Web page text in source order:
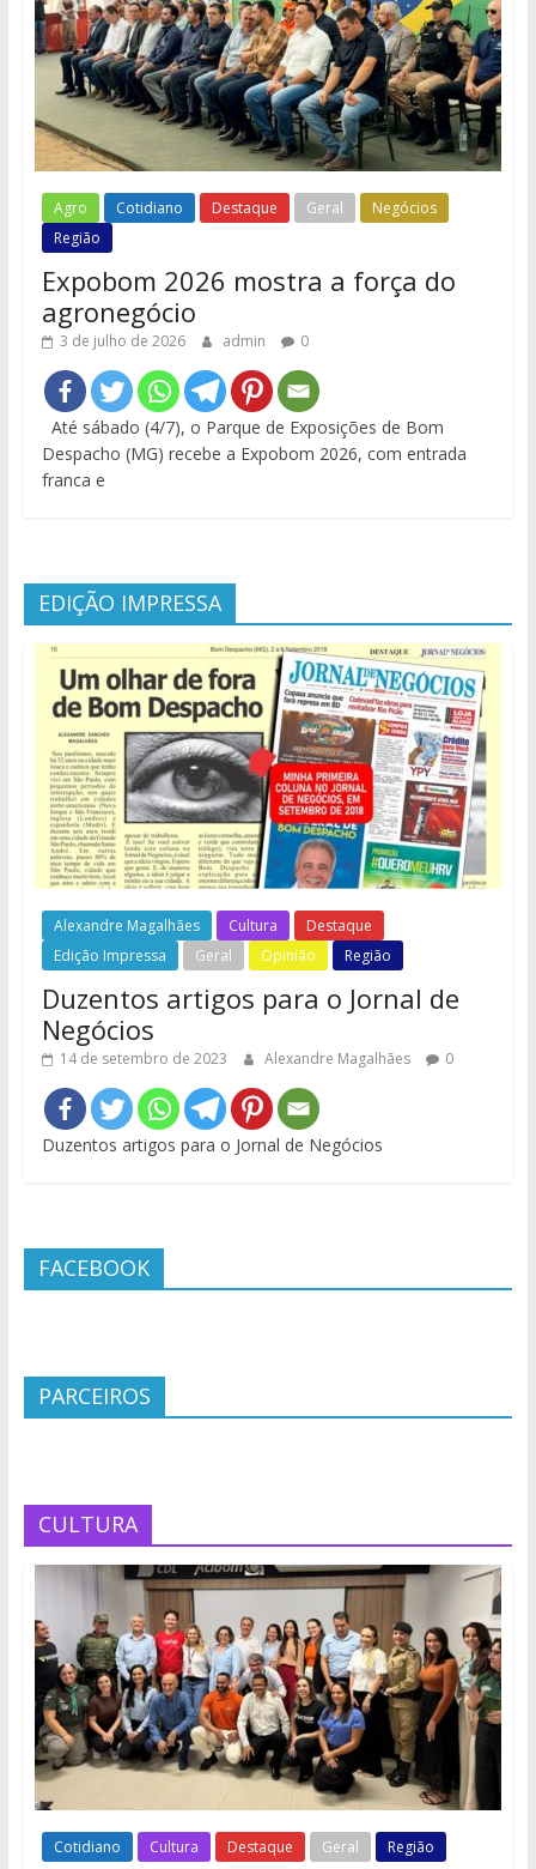
Agro Cotidiano Destaque Geral
Negócios
Região
Expobom 2026 mostra a força do
agronegócio
3 de julho de 2026 admin 0
Até sábado (4/7), o Parque de Exposições de Bom
Despacho (MG) recebe a Expobom 2026, com entrada
franca e
EDIÇÃO IMPRESSA
Alexandre Magalhães Cultura
Destaque
Edição Impressa
Geral Opinião Região
Duzentos artigos para o Jornal de
Negócios
14 de setembro de 2023 Alexandre Magalhães 0
Duzentos artigos para o Jornal de Negócios
FACEBOOK
PARCEIROS
CULTURA
Cotidiano Cultura Destaque Geral Região